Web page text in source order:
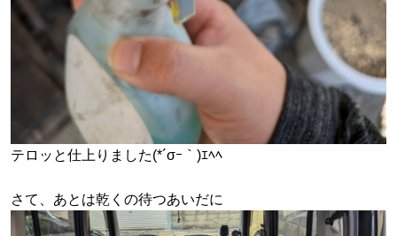
テロッと仕上りました(*´σｰ｀)ｴﾍﾍ
さて、あとは乾くの待つあいだに